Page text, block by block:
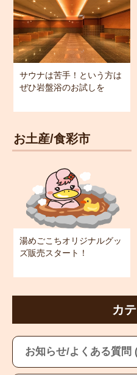
サウナは苦手！という方は
ぜひ岩盤浴のお試しを
お土産/食彩市
湯めごこちオリジナルグッ
ズ販売スタート！
カ
お知らせ/よくある質問